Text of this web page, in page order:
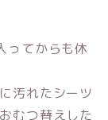
ってからも休
汚れたシーツ
むつ替えした